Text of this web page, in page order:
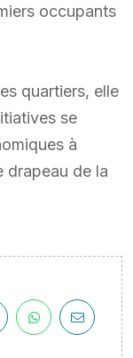
occupants
quartiers, elle
se
à
drapeau de la